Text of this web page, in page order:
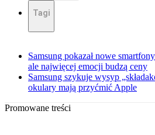
Tagi
Samsung pokazał nowe
ale najwięcej emocji budzą ceny
Samsung szykuje wysyp
okulary mają przyćmić Apple
Promowane treści